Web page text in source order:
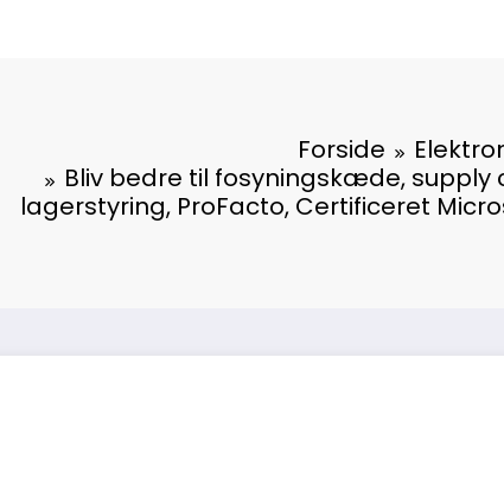
Forside
Bliv bedre til fosyningskæde,
lagerstyring, ProFacto, Certificeret